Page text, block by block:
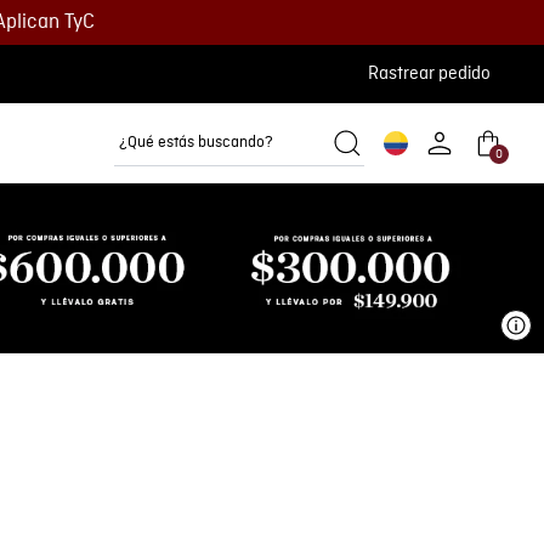
TyC
Rastrear pedido
¿Qué estás buscando?
0